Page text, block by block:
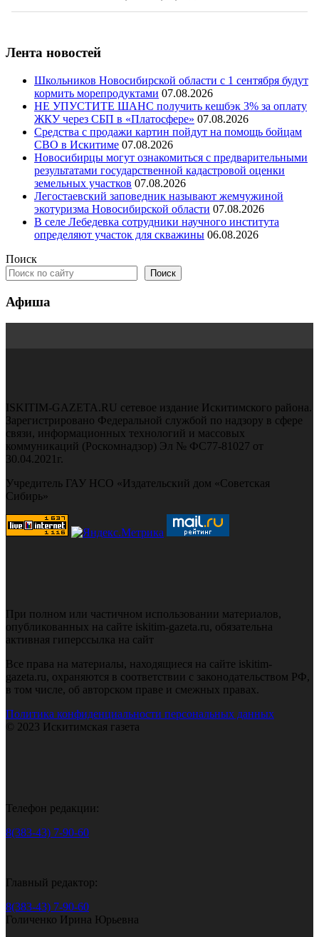
Лента новостей
Школьников Новосибирской области с 1 сентября будут
кормить морепродуктами 07.08.2026
НЕ УПУСТИТЕ ШАНС получить кешбэк 3% за оплату
ЖКУ через СБП в «Платосфере» 07.08.2026
Средства с продажи картин пойдут на помощь бойцам
СВО в Искитиме 07.08.2026
Новосибирцы могут ознакомиться с предварительными
результатами государственной кадастровой оценки
земельных участков 07.08.2026
Легостаевский заповедник называют жемчужиной
экотуризма Новосибирской области 07.08.2026
В селе Лебедевка сотрудники научного института
определяют участок для скважины 06.08.2026
Поиск
Поиск
Афиша
ISKITIM-GAZETA.RU сетевое издание Искитимского района.
Зарегистрировано Федеральной службой по надзору в сфере
связи, информационных технологий и массовых
коммуникаций (Роскомнадзор) Эл № ФС77-81027 от
30.04.2021г.
Учредитель ГАУ НСО «Издательский дом «Советская
Сибирь»
При полном или частичном использовании материалов,
опубликованных на сайте iskitim-gazeta.ru, обязательна
активная гиперссылка на сайт
Все права на материалы, находящиеся на сайте iskitim-
gazeta.ru, охраняются в соответствии с законодательством РФ,
в том числе, об авторском праве и смежных правах.
Политика конфиденциальности персональных данных
© 2023 Искитимская газета
Телефон редакции:
8(383-43) 7-90-60
Главный редактор:
8(383-43) 7-90-60
Голиченко Ирина Юрьевна